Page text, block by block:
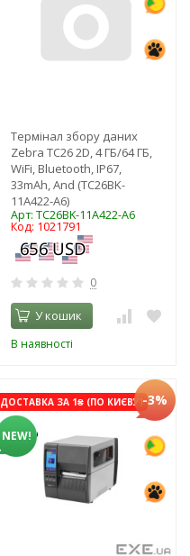
Термінал збору даних
Zebra TC26 2D, 4 ГБ/64 ГБ,
WiFi, Bluetooth, IP67,
33mAh, And (TC26BK-
11A422-A6)
Арт: TC26BK-11A422-A6
Код: 1021791
0
У кошик
В наявності
ДОСТАВКА ЗА 1₴ (ПО КИЄВУ)
NEW!
-3%